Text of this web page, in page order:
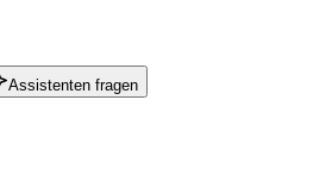
Assistenten fragen